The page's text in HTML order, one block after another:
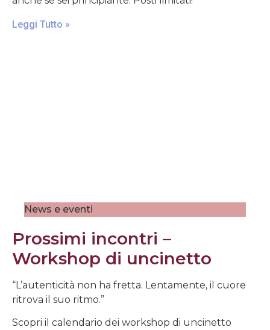
Leggi Tutto »
News e eventi
Prossimi incontri –
Workshop di uncinetto
“L’autenticità non ha fretta. Lentamente, il cuore
ritrova il suo ritmo.”
Scopri il calendario dei workshop di uncinetto